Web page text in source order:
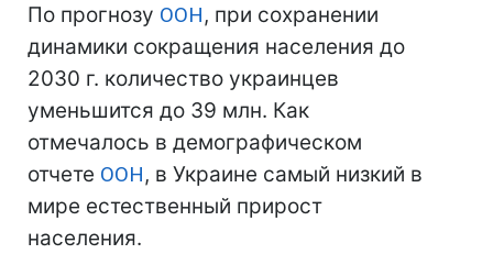
По прогнозу ООН, при сохранении
динамики сокращения населения до
2030 г. количество украинцев
уменьшится до 39 млн. Как
отмечалось в демографическом
отчете ООН, в Украине самый низкий в
мире естественный прирост
населения.